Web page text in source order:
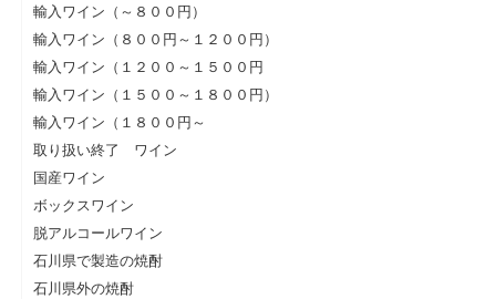
輸入ワイン（～８００円）
輸入ワイン（８００円～１２００円）
輸入ワイン（１２００～１５００円
輸入ワイン（１５００～１８００円）
輸入ワイン（１８００円～
取り扱い終了 ワイン
国産ワイン
ボックスワイン
脱アルコールワイン
石川県で製造の焼酎
石川県外の焼酎